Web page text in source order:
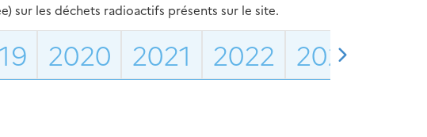
sur les déchets radioactifs présents sur le site.
2020 2021 2022 2023